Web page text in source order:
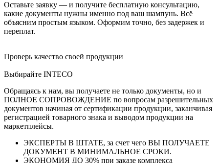
Оставьте заявку — и получите бесплатную консультацию,
какие документы нужны именно под ваш шампунь. Всё
объясним простым языком. Оформим точно, без задержек и
переплат.
Проверь качество своей продукции
Выбирайте INTECO
Обращаясь к нам, вы получаете не только документы, но и
ПОЛНОЕ СОПРОВОЖДЕНИЕ по вопросам разрешительных
документов начиная от сертификации продукции, заканчивая
регистрацией товарного знака и выводом продукции на
маркетплейсы.
ЭКСПЕРТЫ В ШТАТЕ, за счет чего ВЫ ПОЛУЧАЕТЕ
ДОКУМЕНТ В МИНИМАЛЬНОЕ СРОКИ.
ЭКОНОМИЯ ДО 30% при заказе комплекса